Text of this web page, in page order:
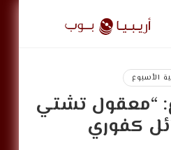
أريبيا
بوب
ArabiaPop
الأسبوع
“معقول تشتي
كفوري